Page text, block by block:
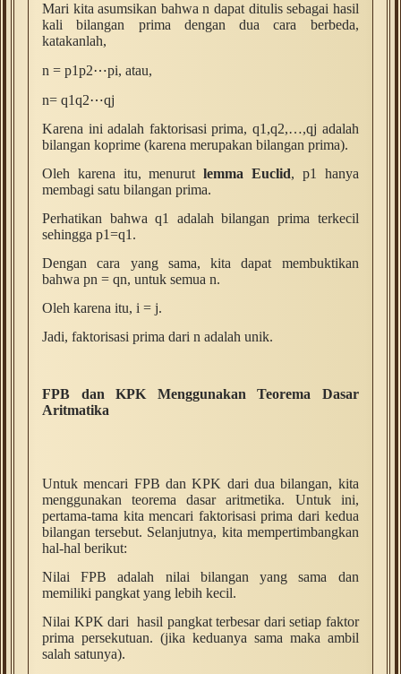
Mari kita asumsikan bahwa n dapat ditulis sebagai hasil
kali bilangan prima dengan dua cara berbeda,
katakanlah,
n = p1p2⋯pi, atau,
n= q1q2⋯qj
Karena ini adalah faktorisasi prima, q1,q2,…,qj adalah
bilangan koprime (karena merupakan bilangan prima).
Oleh karena itu, menurutlemma Euclid, p1 hanya
membagi satu bilangan prima.
Perhatikan bahwa q1 adalah bilangan prima terkecil
sehingga p1=q1.
Dengan cara yang sama, kita dapat membuktikan
bahwa pn = qn, untuk semua n.
Oleh karena itu, i = j.
Jadi, faktorisasi prima dari n adalah unik.
FPB dan KPK Menggunakan Teorema Dasar
Aritmatika
Untuk mencari FPB dan KPK dari dua bilangan, kita
menggunakan teorema dasar aritmetika. Untuk ini,
pertama-tama kita mencari faktorisasi prima dari kedua
bilangan tersebut. Selanjutnya, kita mempertimbangkan
hal-hal berikut:
Nilai FPB adalah nilai bilangan yang sama dan
memiliki pangkat yang lebih kecil.
Nilai KPK darihasil pangkat terbesar dari setiap faktor
prima persekutuan. (jika keduanya sama maka ambil
salah satunya).